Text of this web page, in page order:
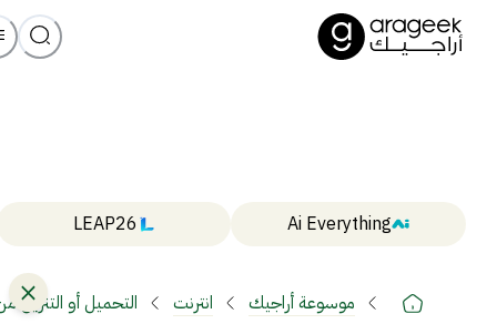
Ai Everything
LEAP26
موسوعة أراجيك انترنت التحميل أو التنزيل من